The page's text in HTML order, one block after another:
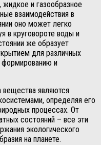
и газообразное
взаимодействия в
оно может легко
в круговороте воды и
же образует
для различных
и
вещества являются
определяя его
процессах. От
состояний – все эти
экологического
на планете.